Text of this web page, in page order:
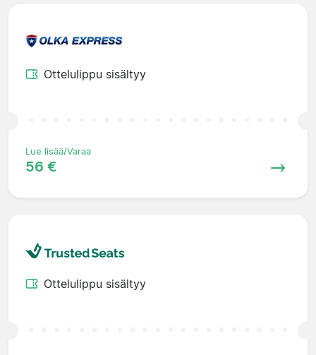
Ottelulippu sisältyy
Lue lisää/Varaa
56 €
Ottelulippu sisältyy